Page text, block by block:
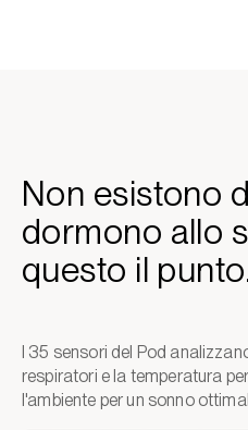
Non esistono
dormono allo
questo il
I 35 sensori del Pod
respiratori e la temperatura
l'ambiente per un sonno